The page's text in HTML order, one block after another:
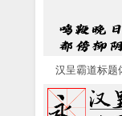
汉呈霸道标题